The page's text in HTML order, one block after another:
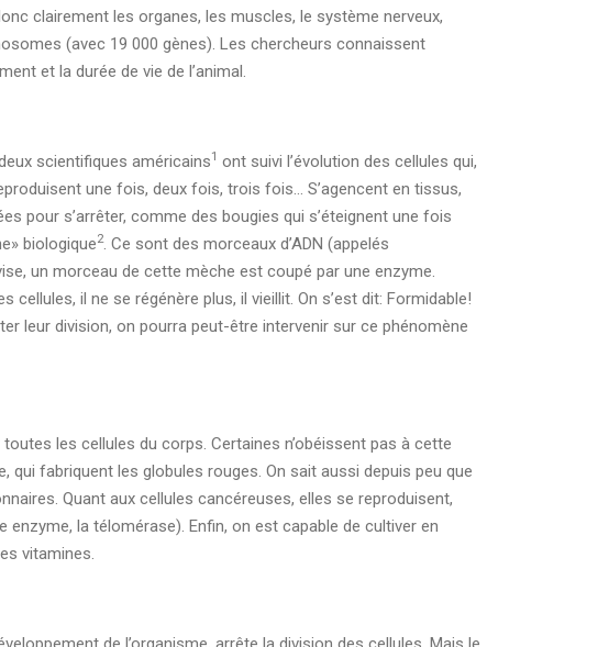
clairement les organes, les muscles, le système nerveux,
(avec 19 000 gènes). Les chercheurs connaissent
et la durée de vie de l’animal.
scientifiques américains1 ont suivi l’évolution des cellules qui,
une fois, deux fois, trois fois… S’agencent en tissus,
pour s’arrêter, comme des bougies qui s’éteignent une fois
biologique2. Ce sont des morceaux d’ADN (appelés
un morceau de cette mèche est coupé par une enzyme.
il ne se régénère plus, il vieillit. On s’est dit: Formidable!
leur division, on pourra peut-être intervenir sur ce phénomène
les cellules du corps. Certaines n’obéissent pas à cette
qui fabriquent les globules rouges. On sait aussi depuis peu que
Quant aux cellules cancéreuses, elles se reproduisent,
la télomérase). Enfin, on est capable de cultiver en
vitamines.